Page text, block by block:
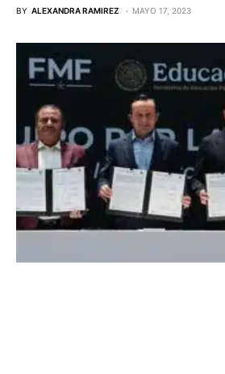
BY ALEXANDRA RAMIREZ MAYO 17, 2023